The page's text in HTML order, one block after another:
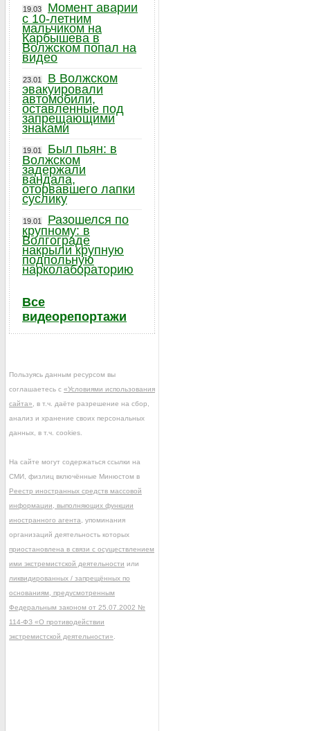
19.03
Момент аварии
с 10-летним
мальчиком на
Карбышева в
Волжском попал на
видео
23.01
В Волжском
эвакуировали
автомобили,
оставленные под
запрещающими
знаками
19.01
Был пьян: в
Волжском
задержали
вандала,
оторвавшего лапки
суслику
19.01
Разошелся по
крупному: в
Волгограде
накрыли крупную
подпольную
нарколабораторию
Все
видеорепортажи
Пользуясь данным ресурсом вы
соглашаетесь с «Условиями использования
сайта» , в т.ч. даёте разрешение на сбор,
анализ и хранение своих персональных
данных, в т.ч. cookies.
На сайте могут содержаться ссылки на
СМИ, физлиц включённые Минюстом в
Реестр иностранных средств массовой
информации, выполняющих функции
иностранного агента , упоминания
организаций деятельность которых
приостановлена в связи с осуществлением
ими экстремистской деятельности или
ликвидированных / запрещённых по
основаниям, предусмотренным
Федеральным законом от 25.07.2002 №
114-ФЗ «О противодействии
экстремистской деятельности»